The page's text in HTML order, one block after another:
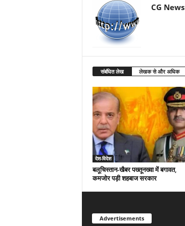
CG News
संबंधित लेख लेखक से और अधिक
देश-विदेश
बलूचिस्तान-खैबर पख्तूनख्वा में बगावत,
कमजोर पड़ी शहबाज सरकार
Advertisements